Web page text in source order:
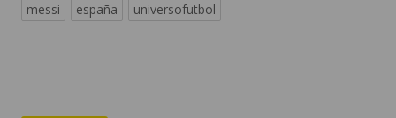
messi
españa universofutbol